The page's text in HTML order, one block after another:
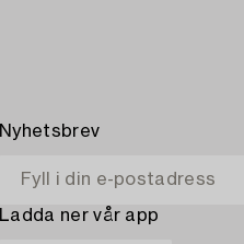
Nyhetsbrev
Ladda ner vår app